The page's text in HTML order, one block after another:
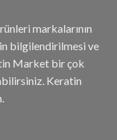
markalarının
bilgilendirilmesi ve
Market bir çok
Keratin